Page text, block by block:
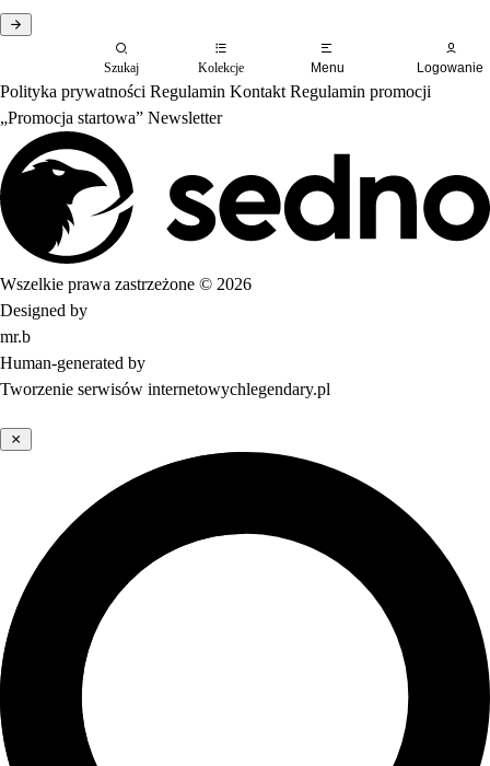
Szukaj Kolekcje Menu Logowanie
Polityka prywatności Regulamin Kontakt Regulamin promocji
„Promocja startowa” Newsletter
Wszelkie prawa zastrzeżone © 2026
Designed by
mr.b
Human-generated by
Tworzenie serwisów internetowychlegendary.pl